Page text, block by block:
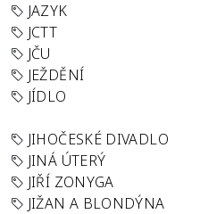
JAZYK
JCTT
JČU
JEŽDĚNÍ
JÍDLO
JIHOČESKÉ DIVADLO
JINÁ ÚTERÝ
JIŘÍ ZONYGA
JIŽAN A BLONDÝNA